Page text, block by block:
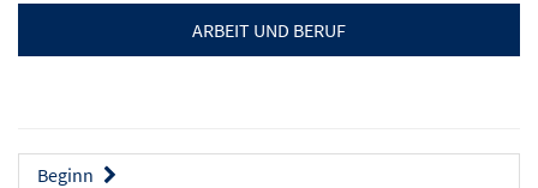
ARBEIT UND BERUF
Beginn